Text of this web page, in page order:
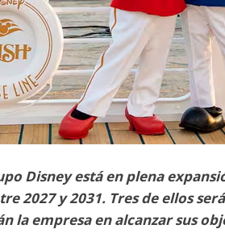
Disney está en plena
2027 y 2031. Tres de ellos
la empresa en alcanzar sus